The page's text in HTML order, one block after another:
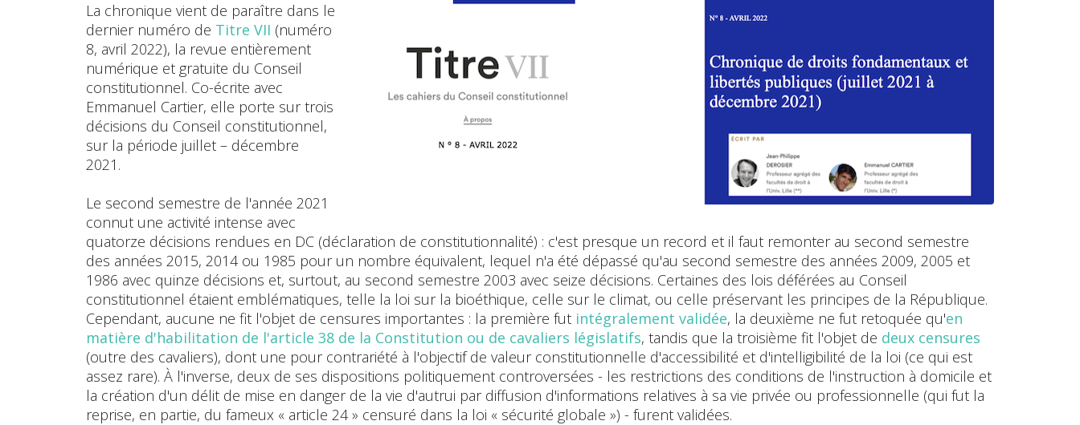
La chronique vient de paraître dans le
dernier numéro de Titre VII (numéro
8, avril 2022), la revue entièrement
numérique et gratuite du Conseil
constitutionnel. Co-écrite avec
Emmanuel Cartier, elle porte sur trois
décisions du Conseil constitutionnel,
sur la période juillet – décembre
2021.
Le second semestre de l'année 2021
connut une activité intense avec
quatorze décisions rendues en DC (déclaration de constitutionnalité) : c'est presque un record et il faut remonter au second semestre
des années 2015, 2014 ou 1985 pour un nombre équivalent, lequel n'a été dépassé qu'au second semestre des années 2009, 2005 et
1986 avec quinze décisions et, surtout, au second semestre 2003 avec seize décisions. Certaines des lois déférées au Conseil
constitutionnel étaient emblématiques, telle la loi sur la bioéthique, celle sur le climat, ou celle préservant les principes de la République.
Cependant, aucune ne fit l'objet de censures importantes : la première fut intégralement validée, la deuxième ne fut retoquée qu'en
matière d'habilitation de l'article 38 de la Constitution ou de cavaliers législatifs, tandis que la troisième fit l'objet de deux censures
(outre des cavaliers), dont une pour contrariété à l'objectif de valeur constitutionnelle d'accessibilité et d'intelligibilité de la loi (ce qui est
assez rare). À l'inverse, deux de ses dispositions politiquement controversées - les restrictions des conditions de l'instruction à domicile et
la création d'un délit de mise en danger de la vie d'autrui par diffusion d'informations relatives à sa vie privée ou professionnelle (qui fut la
reprise, en partie, du fameux « article 24 » censuré dans la loi « sécurité globale ») - furent validées.